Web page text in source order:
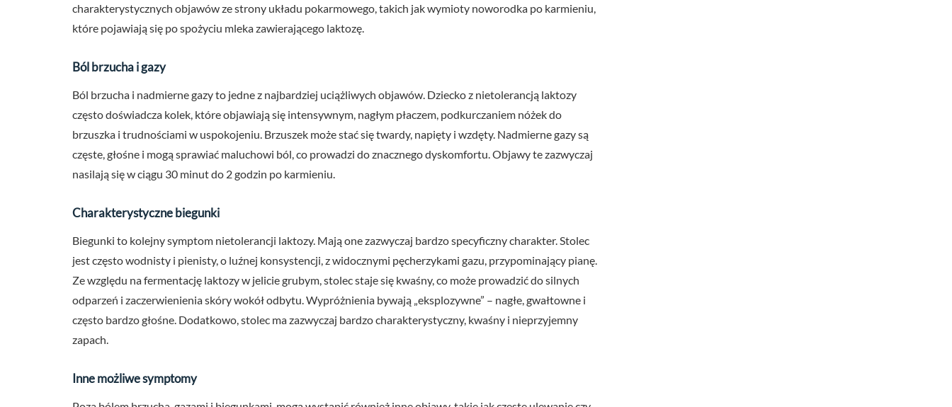
charakterystycznych objawów ze strony układu pokarmowego, takich jak wymioty noworodka po karmieniu,
które pojawiają się po spożyciu mleka zawierającego laktozę.
Ból brzucha i gazy
Ból brzucha i nadmierne gazy to jedne z najbardziej uciążliwych objawów. Dziecko z nietolerancją laktozy
często doświadcza kolek, które objawiają się intensywnym, nagłym płaczem, podkurczaniem nóżek do
brzuszka i trudnościami w uspokojeniu. Brzuszek może stać się twardy, napięty i wzdęty. Nadmierne gazy są
częste, głośne i mogą sprawiać maluchowi ból, co prowadzi do znacznego dyskomfortu. Objawy te zazwyczaj
nasilają się w ciągu 30 minut do 2 godzin po karmieniu.
Charakterystyczne biegunki
Biegunki to kolejny symptom nietolerancji laktozy. Mają one zazwyczaj bardzo specyficzny charakter. Stolec
jest często wodnisty i pienisty, o luźnej konsystencji, z widocznymi pęcherzykami gazu, przypominający pianę.
Ze względu na fermentację laktozy w jelicie grubym, stolec staje się kwaśny, co może prowadzić do silnych
odparzeń i zaczerwienienia skóry wokół odbytu. Wypróżnienia bywają „eksplozywne” – nagłe, gwałtowne i
często bardzo głośne. Dodatkowo, stolec ma zazwyczaj bardzo charakterystyczny, kwaśny i nieprzyjemny
zapach.
Inne możliwe symptomy